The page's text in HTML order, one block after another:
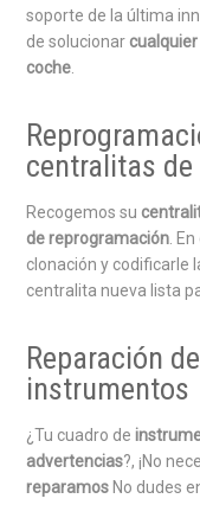
soporte de la última
de solucionar
coche
centralitas de
Recogemos su
de reprogramación .
clonación y codificarle
centralita nueva lista
Reparación
instrumentos
¿Tu cuadro de
advertencias?, ¡No
reparamos No dudes